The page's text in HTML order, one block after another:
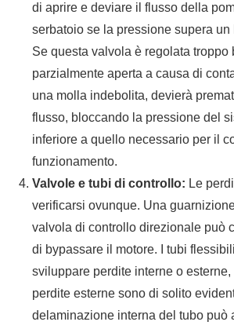
di aprire e deviare il flusso della
serbatoio se la pressione supera
Se questa valvola è regolata troppo
parzialmente aperta a causa di
una molla indebolita, devierà
flusso, bloccando la pressione del
inferiore a quello necessario per il
funzionamento.
Valvole e tubi di controllo: Le
verificarsi ovunque. Una
valvola di controllo direzionale può
di bypassare il motore. I tubi
sviluppare perdite interne o
perdite esterne sono di solito
delaminazione interna del tubo può